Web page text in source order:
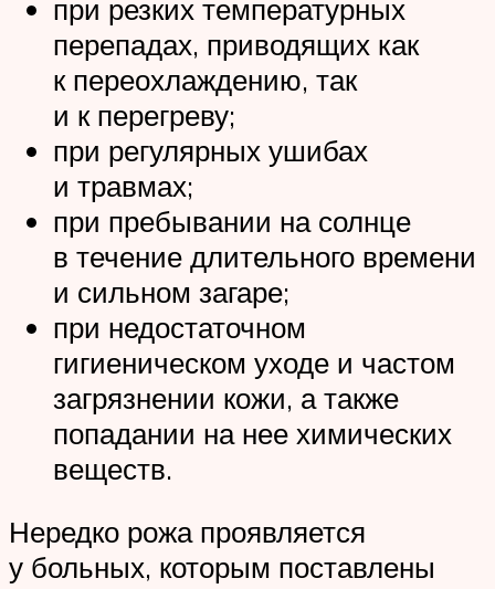
при резких температурных
перепадах, приводящих как
к переохлаждению, так
и к перегреву;
при регулярных ушибах
и травмах;
при пребывании на солнце
в течение длительного времени
и сильном загаре;
при недостаточном
гигиеническом уходе и частом
загрязнении кожи, а также
попадании на нее химических
веществ.
Нередко рожа проявляется
у больных, которым поставлены